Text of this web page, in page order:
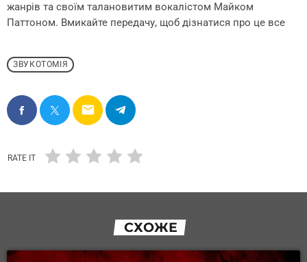
жанрів та своїм талановитим вокалістом Майком
Паттоном. Вмикайте передачу, щоб дізнатися про це все
ЗВУКОТОМІЯ
email
RATE IT
СХОЖЕ